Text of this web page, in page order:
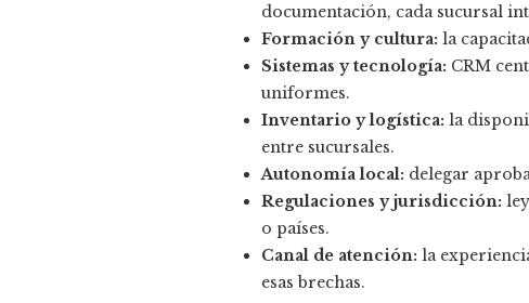
documentación, cada sucursal
Formación y cultura: la
Sistemas y tecnología: CRM
uniformes.
Inventario y logística: la
entre sucursales.
Autonomía local: delegar
Regulaciones y jurisdicción:
o países.
Canal de atención: la
esas brechas.